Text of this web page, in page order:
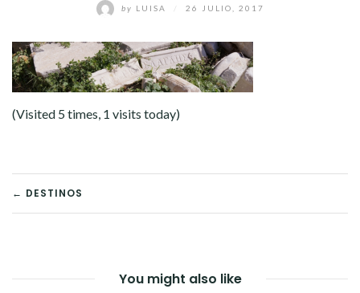
by LUISA 26 JULIO, 2017
(Visited 5 times, 1 visits today)
NAVEGACIÓN
← DESTINOS
You might also like